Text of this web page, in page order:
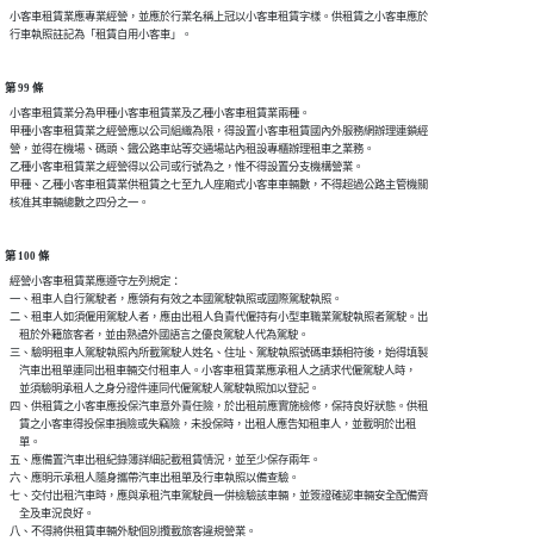
  小客車租賃業應專業經營，並應於行業名稱上冠以小客車租賃字樣。供租賃之小客車應於
第 99 條
  小客車租賃業分為甲種小客車租賃業及乙種小客車租賃業兩種。
  甲種小客車租賃業之經營應以公司組織為限，得設置小客車租賃國內外服務網辦理連鎖經
  營，並得在機場、碼頭、鐵公路車站等交通場站內租設專櫃辦理租車之業務。
  乙種小客車租賃業之經營得以公司或行號為之，惟不得設置分支機構營業。
  甲種、乙種小客車租賃業供租賃之七至九人座廂式小客車車輛數，不得超過公路主管機關
第 100 條
  經營小客車租賃業應遵守左列規定：
  一、租車人自行駕駛者，應領有有效之本國駕駛執照或國際駕駛執照。
  二、租車人如須僱用駕駛人者，應由出租人負責代僱持有小型車職業駕駛執照者駕駛。出
      租於外籍旅客者，並由熟諳外國語言之優良駕駛人代為駕駛。
  三、驗明租車人駕駛執照內所載駕駛人姓名、住址、駕駛執照號碼車類相符後，始得填製
      汽車出租單連同出租車輛交付租車人。小客車租賃業應承租人之請求代僱駕駛人時，
      並須驗明承租人之身分證件連同代僱駕駛人駕駛執照加以登記。
  四、供租賃之小客車應投保汽車意外責任險，於出租前應實施檢修，保持良好狀態。供租
      賃之小客車得投保車損險或失竊險，未投保時，出租人應告知租車人，並載明於出租
      單。
  五、應備置汽車出租紀錄簿詳細記載租賃情況，並至少保存兩年。
  六、應明示承租人隨身攜帶汽車出租單及行車執照以備查驗。
  七、交付出租汽車時，應與承租汽車駕駛員一併檢驗該車輛，並簽證確認車輛安全配備齊
      全及車況良好。